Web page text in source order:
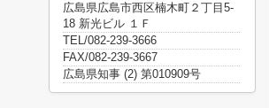
広島県広島市西区楠木町２丁目5-
18 新光ビル １Ｆ
TEL/082-239-3666
FAX/082-239-3667
広島県知事 (2) 第010909号